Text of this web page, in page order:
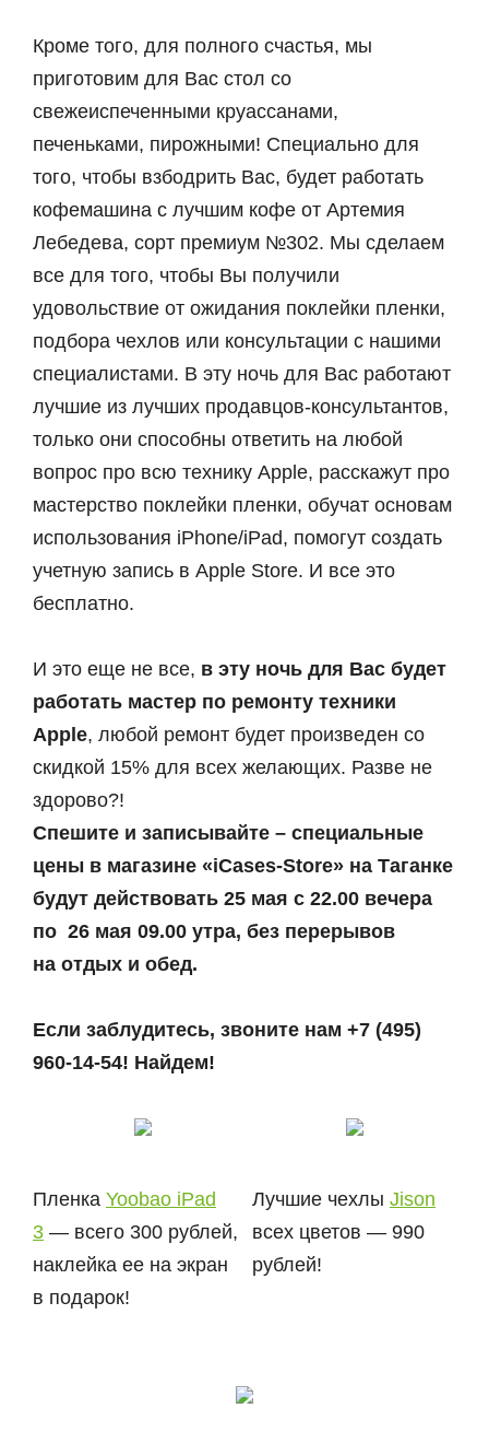
Кроме того, для полного счастья, мы
приготовим для Вас стол со
свежеиспеченными круассанами,
печеньками, пирожными! Специально для
того, чтобы взбодрить Вас, будет работать
кофемашина с лучшим кофе от Артемия
Лебедева, сорт премиум №302. Мы сделаем
все для того, чтобы Вы получили
удовольствие от ожидания поклейки пленки,
подбора чехлов или консультации с нашими
специалистами. В эту ночь для Вас работают
лучшие из лучших продавцов-консультантов,
только они способны ответить на любой
вопрос про всю технику Apple, расскажут про
мастерство поклейки пленки, обучат основам
использования iPhone/iPad, помогут создать
учетную запись в Apple Store. И все это
бесплатно.
И это еще не все, в эту ночь для Вас будет
работать мастер по ремонту техники
Apple, любой ремонт будет произведен со
скидкой 15% для всех желающих. Разве не
здорово?!
Спешите и записывайте – специальные
цены в магазине «iCases-Store» на Таганке
будут действовать 25 мая с 22.00 вечера
по 26 мая 09.00 утра, без перерывов
на отдых и обед.
Если заблудитесь, звоните нам +7 (495)
960-14-54! Найдем!
Пленка Yoobao iPad
3 — всего 300 рублей,
наклейка ее на экран
в подарок!
Лучшие чехлы Jison
всех цветов — 990
рублей!